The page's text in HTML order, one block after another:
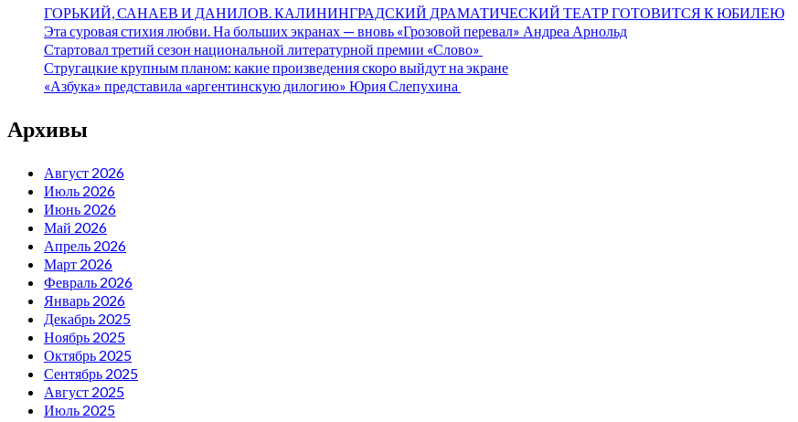
ГОРЬКИЙ, САНАЕВ И ДАНИЛОВ. КАЛИНИНГРАДСКИЙ ДРАМАТИЧЕСКИЙ ТЕАТР ГОТОВИТСЯ К ЮБИЛЕЮ
Эта суровая стихия любви. На больших экранах — вновь «Грозовой перевал» Андреа Арнольд
Стартовал третий сезон национальной литературной премии «Слово»
Стругацкие крупным планом: какие произведения скоро выйдут на экране
«Азбука» представила «аргентинскую дилогию» Юрия Слепухина
Архивы
Август 2026
Июль 2026
Июнь 2026
Май 2026
Апрель 2026
Март 2026
Февраль 2026
Январь 2026
Декабрь 2025
Ноябрь 2025
Октябрь 2025
Сентябрь 2025
Август 2025
Июль 2025